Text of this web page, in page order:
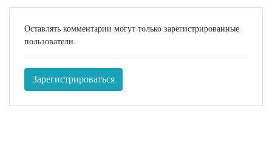
Оставлять комментарии могут только зарегистрированные
пользователи.
Зарегистрироваться